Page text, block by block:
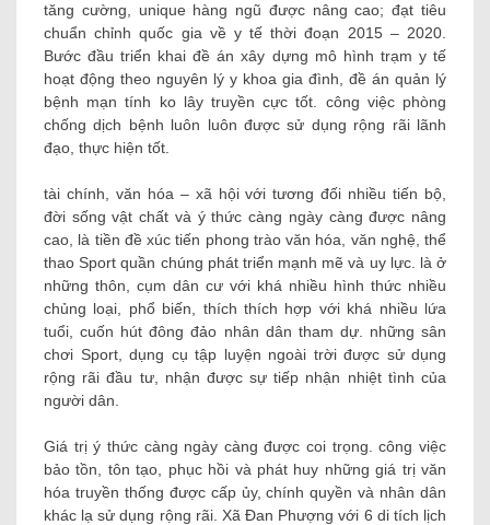
tăng cường, unique hàng ngũ được nâng cao; đạt tiêu
chuẩn chỉnh quốc gia về y tế thời đoạn 2015 – 2020.
Bước đầu triển khai đề án xây dựng mô hình trạm y tế
hoạt động theo nguyên lý y khoa gia đình, đề án quản lý
bệnh mạn tính ko lây truyền cực tốt. công việc phòng
chống dịch bệnh luôn luôn được sử dụng rộng rãi lãnh
đạo, thực hiện tốt.
tài chính, văn hóa – xã hội với tương đối nhiều tiến bộ,
đời sống vật chất và ý thức càng ngày càng được nâng
cao, là tiền đề xúc tiến phong trào văn hóa, văn nghệ, thể
thao Sport quần chúng phát triển mạnh mẽ và uy lực. là ở
những thôn, cụm dân cư với khá nhiều hình thức nhiều
chủng loại, phổ biến, thích thích hợp với khá nhiều lứa
tuổi, cuốn hút đông đảo nhân dân tham dự. những sân
chơi Sport, dụng cụ tập luyện ngoài trời được sử dụng
rộng rãi đầu tư, nhận được sự tiếp nhận nhiệt tình của
người dân.
Giá trị ý thức càng ngày càng được coi trọng. công việc
bảo tồn, tôn tạo, phục hồi và phát huy những giá trị văn
hóa truyền thống được cấp ủy, chính quyền và nhân dân
khác lạ sử dụng rộng rãi. Xã Đan Phượng với 6 di tích lịch